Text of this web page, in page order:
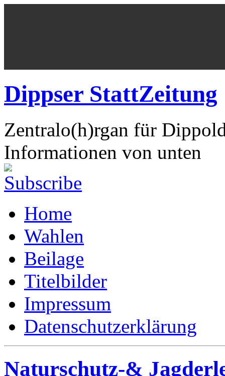
Dippser StattZeitung
Zentralo(h)rgan für
Informationen von unten
Home
Wahlen
Beilage
Titelbilder
Impressum
Datenschutzerklärung
Naturschutz-&